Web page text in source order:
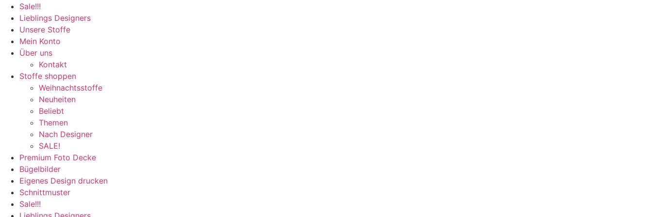
Sale!!!
Lieblings Designers
Unsere Stoffe
Mein Konto
Über uns
Kontakt
Stoffe shoppen
Weihnachtsstoffe
Neuheiten
Beliebt
Themen
Nach Designer
SALE!
Premium Foto Decke
Bügelbilder
Eigenes Design drucken
Schnittmuster
Sale!!!